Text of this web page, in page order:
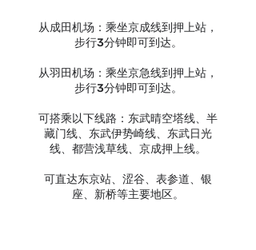
从成田机场：乘坐京成线到押上站，
步行3分钟即可到达。
从羽田机场：乘坐京急线到押上站，
步行3分钟即可到达。
可搭乘以下线路：东武晴空塔线、半
藏门线、东武伊势崎线、东武日光
线、都营浅草线、京成押上线。
可直达东京站、涩谷、表参道、银
座、新桥等主要地区。